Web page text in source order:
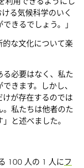
る気候科学のいく
きるでしょう。」
的な文化について楽
る必要はなく、私た
きます。しかし、
が存在するのでは
。私たちは他者のた
と述べました。
100 人の 1 人にフ